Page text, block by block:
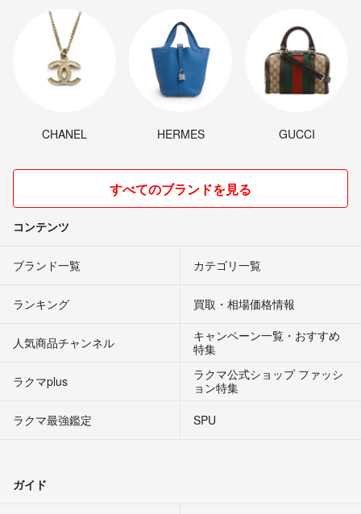
CHANEL HERMES GUCCI
すべてのブランドを見る
コンテンツ
ブランド一覧 カテゴリ一覧
ランキング 買取・相場価格情報
人気商品チャンネル
キャンペーン一覧・おすすめ
特集
ラクマplus
ラクマ公式ショップ ファッシ
ョン特集
ラクマ最強鑑定
SPU
ガイド